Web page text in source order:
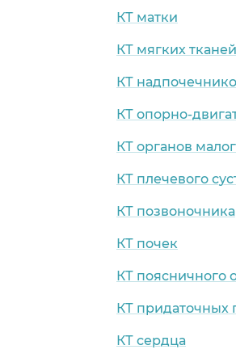
КТ матки
КТ мягких
КТ
КТ опорно-
КТ органов
КТ плечевого
КТ позвоночника
КТ почек
КТ поясничного
КТ придаточных
КТ сердца